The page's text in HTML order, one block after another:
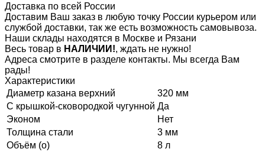
Доставка по всей России
Доставим Ваш заказ в любую точку России курьером или
службой доставки, так же есть возможность самовывоза.
Наши склады находятся в Москве и Рязани
Весь товар в НАЛИЧИИ!, ждать не нужно!
Адреса смотрите в разделе контакты. Мы всегда Вам
рады!
Характеристики
Диаметр казана верхний
320 мм
С крышкой-сковородкой чугунной Да
Эконом
Нет
Толщина стали
3 мм
Объём (о)
8 л